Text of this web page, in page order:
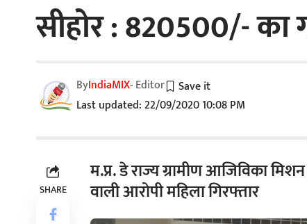
सीहोर : 820500/- का
Last updated: 22/09/2020 10:08 PM
ByIndiaMIX- Editor
SHARE
म.प्र. डे राज्य ग्रामीण आजिविका
वाली आरोपी महिला गिरफ्तार